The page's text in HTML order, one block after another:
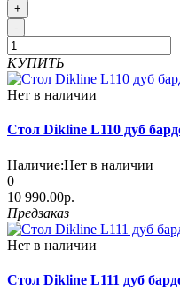
+
-
КУПИТЬ
Нет в наличии
Стол Dikline L110 дуб
Наличие:Нет в наличии
0
10 990.00р.
Предзаказ
Нет в наличии
Стол Dikline L111 дуб